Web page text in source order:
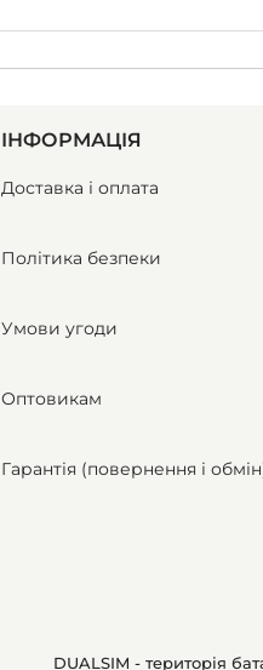
ІНФОРМАЦІЯ
Доставка і оплата
Політика безпеки
Умови угоди
Оптовикам
Гарантія (повернення і
DUALSIM - територія